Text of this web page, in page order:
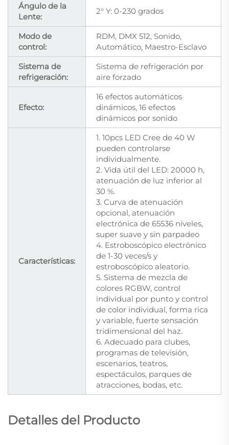
Ángulo de la
Lente:
2° Y: 0-230 grados
Modo de
control:
RDM, DMX 512, Sonido,
Automático, Maestro-Esclavo
Sistema de
refrigeración:
Sistema de refrigeración por
aire forzado
Efecto:
16 efectos automáticos
dinámicos, 16 efectos
dinámicos por sonido
Características:
1. 10pcs LED Cree de 40 W
pueden controlarse
individualmente.
2. Vida útil del LED: 20000 h,
atenuación de luz inferior al
30 %.
3. Curva de atenuación
opcional, atenuación
electrónica de 65536 niveles,
super suave y sin parpadeo
4. Estroboscópico electrónico
de 1-30 veces/s y
estroboscópico aleatorio.
5. Sistema de mezcla de
colores RGBW, control
individual por punto y control
de color individual, forma rica
y variable, fuerte sensación
tridimensional del haz.
6. Adecuado para clubes,
programas de televisión,
escenarios, teatros,
espectáculos, parques de
atracciones, bodas, etc.
Detalles del Producto